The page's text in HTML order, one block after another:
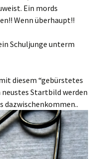
Ein mords
Wenn überhaupt!!
Schuljunge unterm
diesem “gebürstetes
Startbild werden
dazwischenkommen..